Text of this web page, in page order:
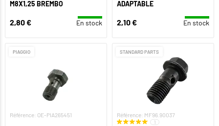
M8X1,25 BREMBO
2,80 € En stock
ADAPTABLE
2,10 € En stock
PIAGGIO
Référence: OE-PIA265451
STANDARD PARTS
Référence: MF96.90037
1